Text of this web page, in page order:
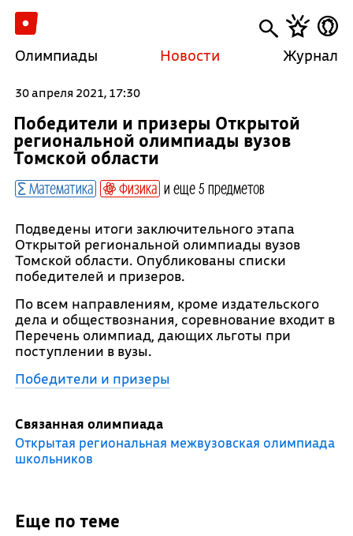
Олимпиады Новости Журнал
30 апреля 2021, 17:30
Победители и призеры Открытой
региональной олимпиады вузов
Томской области
Математика Физика и еще 5 предметов
Подведены итоги заключительного этапа
Открытой региональной олимпиады вузов
Томской области. Опубликованы списки
победителей и призеров.
По всем направлениям, кроме издательского
дела и обществознания, соревнование входит в
Перечень олимпиад, дающих льготы при
поступлении в вузы.
Победители и призеры
Связанная олимпиада
Открытая региональная межвузовская олимпиада
школьников
Еще по теме